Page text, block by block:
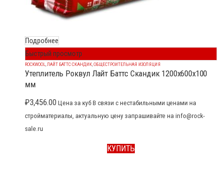
Подробнее
Быстрый просмотр
ROCKWOOL,ЛАЙТ БАТТС СКАНДИК,ОБЩЕСТРОИТЕЛЬНАЯ ИЗОЛЯЦИЯ
Утеплитель Роквул Лайт Баттс Скандик 1200x600x100
мм
₽3,456.00 Цена за куб В связи с нестабильными ценами на
стройматериалы, актуальную цену запрашивайте на info@rock-
sale.ru
КУПИТЬ